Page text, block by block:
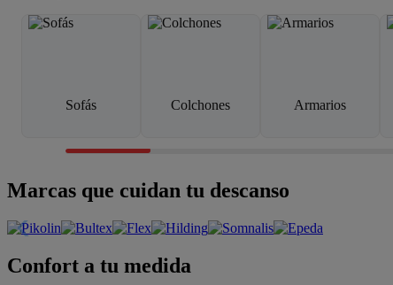
Sofás Colchones Armarios
Marcas que cuidan tu descanso
Confort a tu medida